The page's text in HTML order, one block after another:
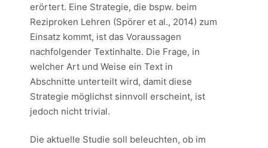
erörtert. Eine Strategie, die bspw. beim
Reziproken Lehren (Spörer et al., 2014) zum
Einsatz kommt, ist das Voraussagen
nachfolgender Textinhalte. Die Frage, in
welcher Art und Weise ein Text in
Abschnitte unterteilt wird, damit diese
Strategie möglichst sinnvoll erscheint, ist
jedoch nicht trivial.
Die aktuelle Studie soll beleuchten, ob im